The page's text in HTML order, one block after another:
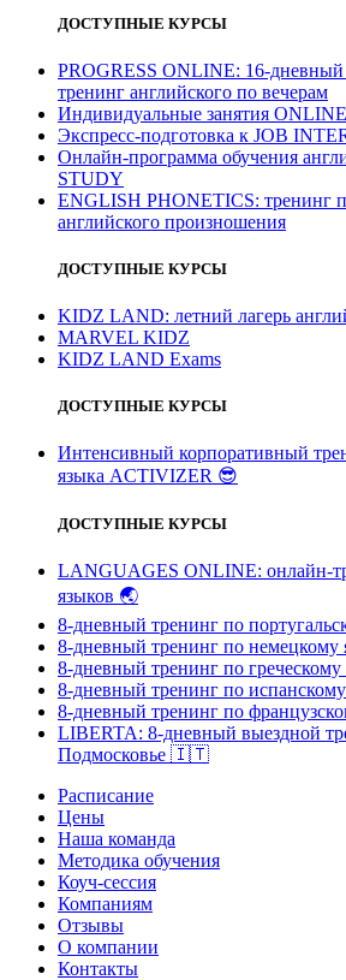
ДОСТУПНЫЕ КУРСЫ
PROGRESS ONLINE: 16-
тренинг английского по вечерам
Индивидуальные занятия ONLINE
Экспресс-подготовка к JOB
Онлайн-программа обучения
STUDY
ENGLISH PHONETICS: тренинг
английского произношения
ДОСТУПНЫЕ КУРСЫ
KIDZ LAND: летний лагерь
MARVEL KIDZ
KIDZ LAND Exams
ДОСТУПНЫЕ КУРСЫ
Интенсивный корпоративный
языка ACTIVIZER 😎
ДОСТУПНЫЕ КУРСЫ
LANGUAGES ONLINE: онлайн-
языков 🌏
8-дневный тренинг по
8-дневный тренинг по немецкому
8-дневный тренинг по греческому
8-дневный тренинг по
8-дневный тренинг по
LIBERTA: 8-дневный выездной
Подмосковье 🇮🇹
Расписание
Цены
Наша команда
Методика обучения
Коуч-сессия
Компаниям
Отзывы
О компании
Контакты